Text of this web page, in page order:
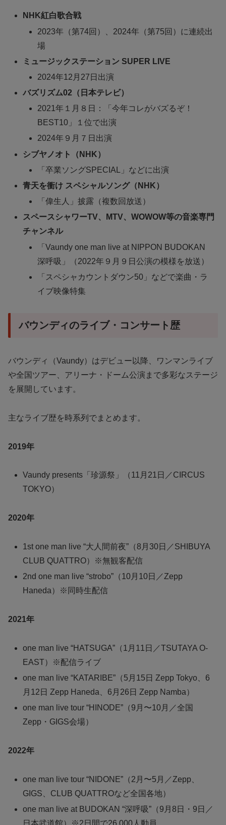
NHK紅白歌合戦
2023年（第74回）、2024年（第75回）に連続出
場
ミュージックステーション SUPER LIVE
2024年12月27日出演
バズリズム02（日本テレビ）
2021年１月８日：「今年コレがバズるぞ！
BEST10」１位で出演
2024年９月７日出演
シブヤノオト（NHK）
「卒業ソングSPECIAL」などに出演
青天を衝け スペシャルソング（NHK）
「偉生人」披露（複数回放送）
スペースシャワーTV、MTV、WOWOW等の音楽専門
チャンネル
「Vaundy one man live at NIPPON BUDOKAN
深呼吸」（2022年９月９日公演の模様を放送）
「スペシャカウントダウン50」などで楽曲・ラ
イブ映像特集
バウンディのライブ・コンサート歴
バウンディ（Vaundy）はデビュー以降、ワンマンライブ
や全国ツアー、アリーナ・ドーム公演まで多彩なステージ
を展開しています。
主なライブ歴を時系列でまとめます。
2019年
Vaundy presents「珍源祭」（11月21日／CIRCUS
TOKYO）
2020年
1st one man live “大人間前夜”（8月30日／SHIBUYA
CLUB QUATTRO）※無観客配信
2nd one man live “strobo”（10月10日／Zepp
Haneda）※同時生配信
2021年
one man live “HATSUGA”（1月11日／TSUTAYA O-
EAST）※配信ライブ
one man live “KATARIBE”（5月15日 Zepp Tokyo、6
月12日 Zepp Haneda、6月26日 Zepp Namba）
one man live tour “HINODE”（9月〜10月／全国
Zepp・GIGS会場）
2022年
one man live tour “NIDONE”（2月〜5月／Zepp、
GIGS、CLUB QUATTROなど全国各地）
one man live at BUDOKAN “深呼吸”（9月8日・9日／
日本武道館）※2日間で26,000人動員